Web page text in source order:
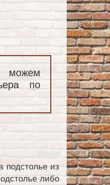
можем
по
подстолье из
либо